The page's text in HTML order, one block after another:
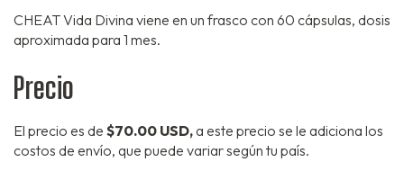
CHEAT Vida Divina viene en un frasco con 60 cápsulas, dosis
aproximada para 1 mes.
Precio
El precio es de $70.00 USD,a este precio se le adiciona los
costos de envío, que puede variar según tu país.